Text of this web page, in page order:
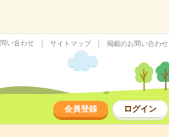
い合わせ サイトマップ 掲載のお問い合わせ
会員登録 ログイン